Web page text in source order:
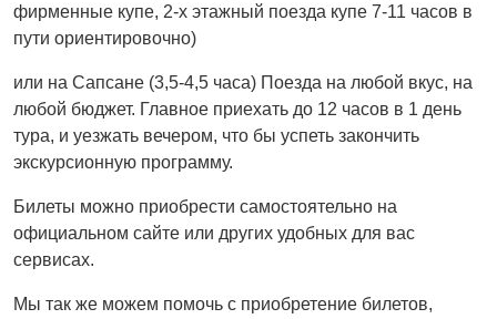
фирменные купе, 2-х этажный поезда купе 7-11 часов в
пути ориентировочно)
или на Сапсане (3,5-4,5 часа) Поезда на любой вкус, на
любой бюджет. Главное приехать до 12 часов в 1 день
тура, и уезжать вечером, что бы успеть закончить
экскурсионную программу.
Билеты можно приобрести самостоятельно на
официальном сайте или других удобных для вас
сервисах.
Мы так же можем помочь с приобретение билетов,